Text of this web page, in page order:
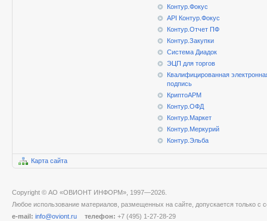
Контур.Фокус
API Контур.Фокус
Контур.Отчет ПФ
Контур.Закупки
Система Диадок
ЭЦП для торгов
Квалифицированная
подпись
КриптоАРМ
Контур.ОФД
Контур.Маркет
Контур.Меркурий
Контур.Эльба
Карта сайта
Copyright © АО «ОВИОНТ ИНФОРМ», 1997—2026.
Любое использование материалов, размещенных на сайте, допускается только с
e-mail: info@oviont.ru телефон: +7 (495) 1-27-28-29